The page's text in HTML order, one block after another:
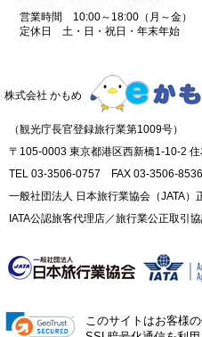
営業時間 10:00～18:00（月～金）
定休日 土・日・祝日・年末年始
株式会社 かもめ
（観光庁長官登録旅行業第1009号）
〒105-0003 東京都港区西新橋1-10-2
TEL 03-3506-0757 FAX 03-3506-8536
一般社団法人 日本旅行業協会（JATA）
IATA公認旅客代理店／旅行業公正取引
このサイトはお客様